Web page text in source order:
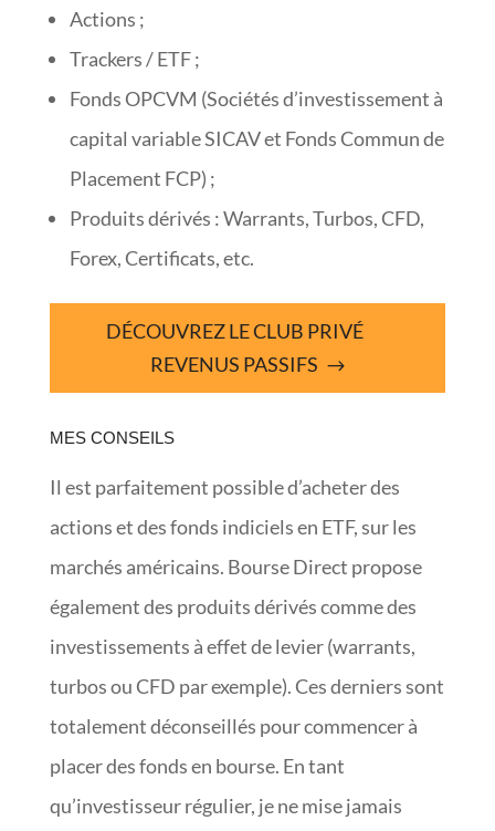
Actions ;
Trackers / ETF ;
Fonds OPCVM (Sociétés d’investissement à
capital variable SICAV et Fonds Commun de
Placement FCP) ;
Produits dérivés : Warrants, Turbos, CFD,
Forex, Certificats, etc.
DÉCOUVREZ LE CLUB PRIVÉ
REVENUS PASSIFS
MES CONSEILS
Il est parfaitement possible d’acheter des
actions et des fonds indiciels en ETF, sur les
marchés américains. Bourse Direct propose
également des produits dérivés comme des
investissements à effet de levier (warrants,
turbos ou CFD par exemple). Ces derniers sont
totalement déconseillés pour commencer à
placer des fonds en bourse. En tant
qu’investisseur régulier, je ne mise jamais